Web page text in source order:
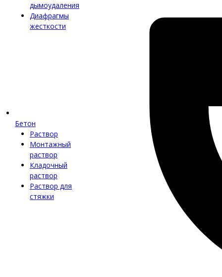
дымоудаления
Диафрагмы
жесткости
Бетон
Раствор
Монтажный
раствор
Кладочный
раствор
Раствор для
стяжки